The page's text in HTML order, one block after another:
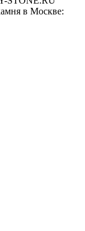
в Москве: